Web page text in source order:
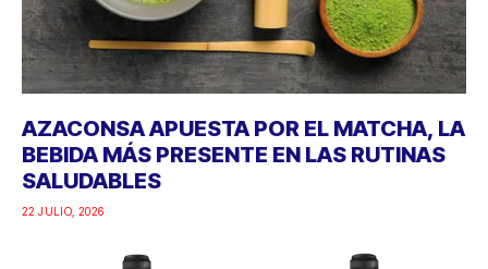
AZACONSA APUESTA POR EL MATCHA, LA
BEBIDA MÁS PRESENTE EN LAS RUTINAS
SALUDABLES
22 JULIO, 2026